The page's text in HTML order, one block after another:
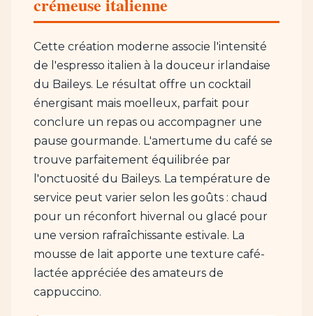
Cette création moderne associe l'intensité
de l'espresso italien à la douceur irlandaise
du Baileys. Le résultat offre un cocktail
énergisant mais moelleux, parfait pour
conclure un repas ou accompagner une
pause gourmande. L'amertume du café se
trouve parfaitement équilibrée par
l'onctuosité du Baileys. La température de
service peut varier selon les goûts : chaud
pour un réconfort hivernal ou glacé pour
une version rafraîchissante estivale. La
mousse de lait apporte une texture café-
lactée appréciée des amateurs de
cappuccino.